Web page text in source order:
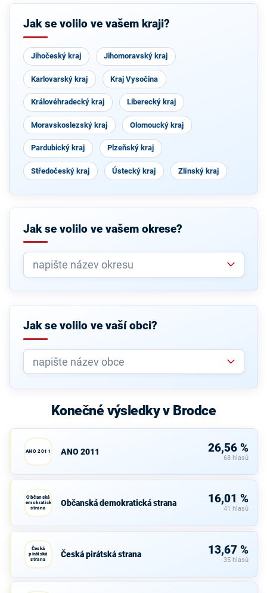
Jak se volilo ve vašem kraji?
Jihočeský kraj Jihomoravský kraj
Karlovarský kraj Kraj Vysočina
Královéhradecký kraj Liberecký kraj
Moravskoslezský kraj Olomoucký kraj
Pardubický kraj Plzeňský kraj
Středočeský kraj Ústecký kraj Zlínský kraj
Jak se volilo ve vašem okrese?
Jak se volilo ve vaší obci?
Konečné výsledky v Brodce
ANO 2011 ANO 2011 26,56 %
68 hlasů
Občanská
demokratická
strana
Občanská demokratická strana 16,01 %
41 hlasů
Česká
pirátská
strana
Česká pirátská strana 13,67 %
35 hlasů